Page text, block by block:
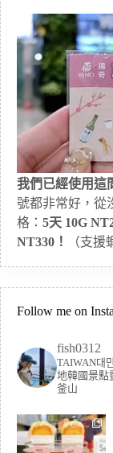
我們已經使用這
號都非常好，從
格： 5天 10G
NT330！
（支援
Follow me on
fish0312
TAIWAN대
地韓國景點
釜山